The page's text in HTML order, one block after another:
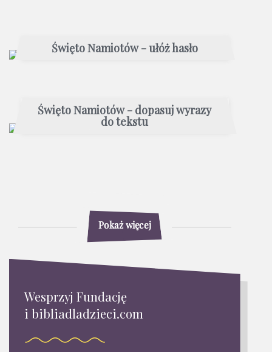
Święto Namiotów - ułóż hasło
Święto Namiotów - dopasuj wyrazy
do tekstu
Pokaż więcej
Wesprzyj Fundację
i bibliadladzieci.com